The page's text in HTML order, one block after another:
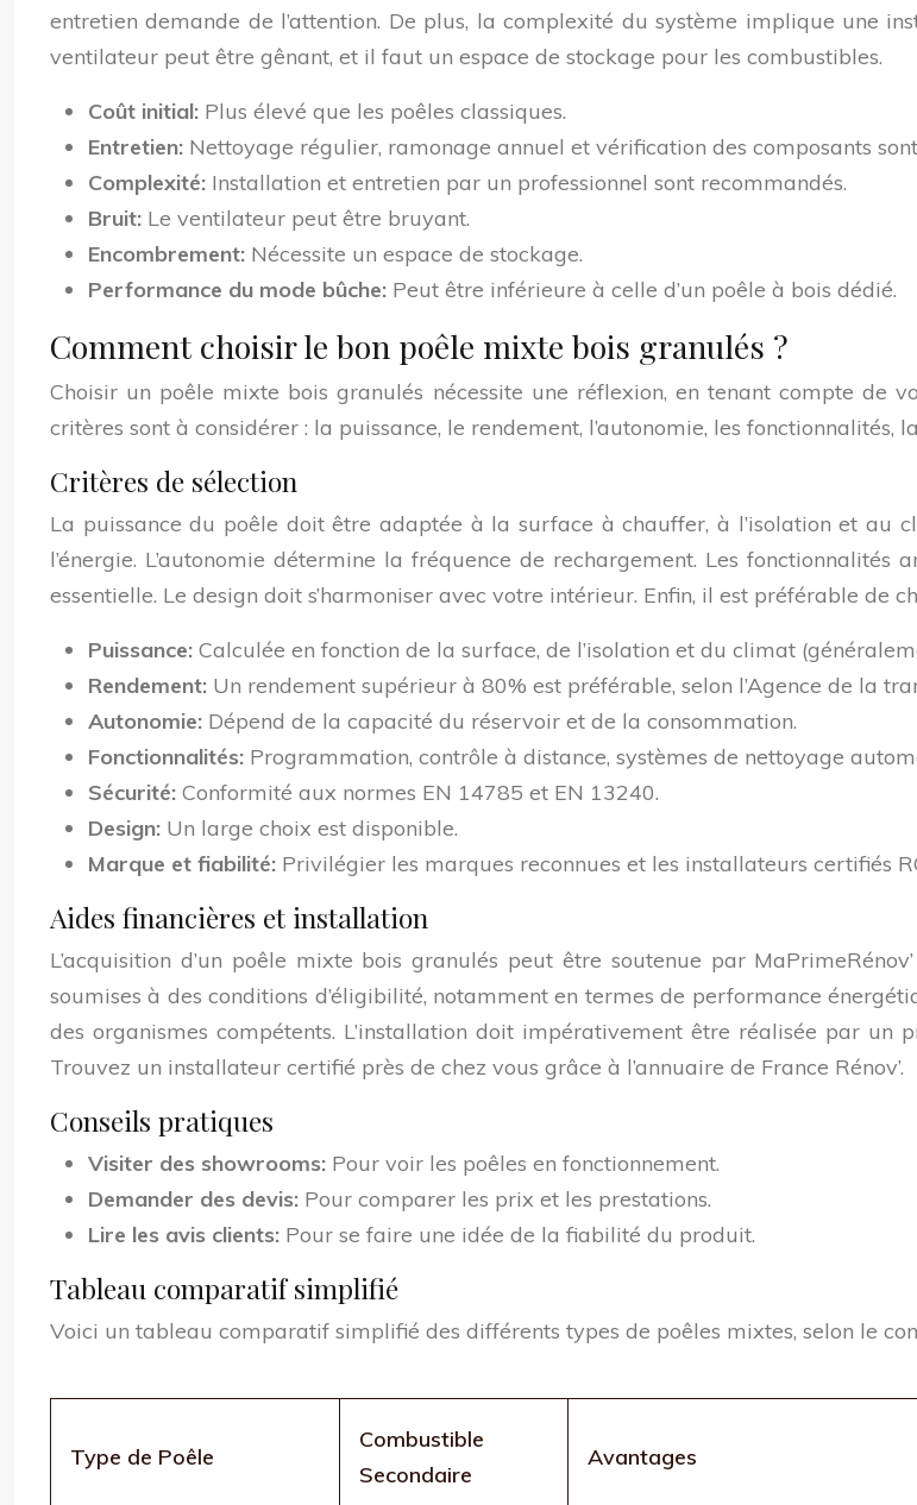
entretien demande de l’attention. De plus, la complexité du système implique une
ventilateur peut être gênant, et il faut un espace de stockage pour les combustibles.
Coût initial: Plus élevé que les poêles classiques.
Entretien: Nettoyage régulier, ramonage annuel et vérification des composants
Complexité: Installation et entretien par un professionnel sont recommandés.
Bruit: Le ventilateur peut être bruyant.
Encombrement: Nécessite un espace de stockage.
Performance du mode bûche: Peut être inférieure à celle d’un poêle à bois dédié.
Comment choisir le bon poêle mixte bois granulés ?
Choisir un poêle mixte bois granulés nécessite une réflexion, en tenant compte de
critères sont à considérer : la puissance, le rendement, l’autonomie, les fonctionnalités,
Critères de sélection
La puissance du poêle doit être adaptée à la surface à chauffer, à l’isolation et
l’énergie. L’autonomie détermine la fréquence de rechargement. Les
essentielle. Le design doit s’harmoniser avec votre intérieur. Enfin, il est préférable de
Puissance: Calculée en fonction de la surface, de l’isolation et du climat
Rendement: Un rendement supérieur à 80% est préférable, selon l’Agence de la
Autonomie: Dépend de la capacité du réservoir et de la consommation.
Fonctionnalités: Programmation, contrôle à distance, systèmes de nettoyage
Sécurité: Conformité aux normes EN 14785 et EN 13240.
Design: Un large choix est disponible.
Marque et fiabilité: Privilégier les marques reconnues et les installateurs certifiés
Aides financières et installation
L’acquisition d’un poêle mixte bois granulés peut être soutenue par
soumises à des conditions d’éligibilité, notamment en termes de performance
des organismes compétents. L’installation doit impérativement être réalisée par un
Trouvez un installateur certifié près de chez vous grâce à l’annuaire de France Rénov’.
Conseils pratiques
Visiter des showrooms: Pour voir les poêles en fonctionnement.
Demander des devis: Pour comparer les prix et les prestations.
Lire les avis clients: Pour se faire une idée de la fiabilité du produit.
Tableau comparatif simplifié
Voici un tableau comparatif simplifié des différents types de poêles mixtes, selon le
Type de Poêle
Combustible
Secondaire
Avantages